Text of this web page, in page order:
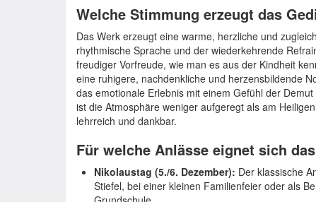
Welche Stimmung erzeugt das
Das Werk erzeugt eine warme, herzliche und
rhythmische Sprache und der wiederkehrende
freudiger Vorfreude, wie man es aus der Kindheit
eine ruhigere, nachdenkliche und herzensbildende
das emotionale Erlebnis mit einem Gefühl der
ist die Atmosphäre weniger aufgeregt als am
lehrreich und dankbar.
Für welche Anlässe eignet sich
Nikolaustag (5./6. Dezember): Der klassische
Stiefel, bei einer kleinen Familienfeier oder als